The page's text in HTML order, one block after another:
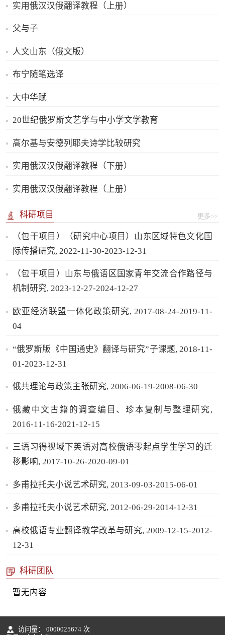
实用俄汉汉俄翻译教程（上册）
父与子
人文山东（俄文版）
布宁随笔选译
大中华赋
20世纪俄罗斯文艺学与中小学文学教育
高尔基与安德列耶夫诗学比较研究
实用俄汉汉俄翻译教程（下册）
实用俄汉汉俄翻译教程（上册）
科研项目 更多>>
（包干项目）（研究中心项目）山东区域特色文化国
际传播研究, 2022-11-30-2023-12-31
（包干项目）山东与俄语区国家青年交流合作路径与
机制研究, 2023-12-27-2024-12-27
欧亚经济联盟一体化政策研究, 2017-08-24-2019-11-
04
“俄罗斯版《中国通史》翻译与研究”子课题, 2018-11-
01-2023-12-31
俄共理论与政策主张研究, 2006-06-19-2008-06-30
俄藏中文古籍的调查编目、珍本复制与整理研究,
2016-11-16-2021-12-15
三语习得视域下英语对高校俄语零起点学生学习的迁
移影响, 2017-10-26-2020-09-01
多甫拉托夫小说艺术研究, 2013-09-03-2015-06-01
多甫拉托夫小说艺术研究, 2012-06-29-2014-12-31
高校俄语专业翻译教学改革与研究, 2009-12-15-2012-
12-31
科研团队
暂无内容
访问量： 0000025674 次